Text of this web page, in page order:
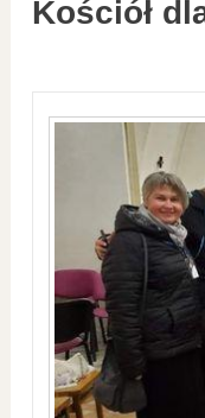
Kościół